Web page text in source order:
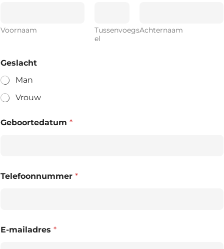
Voornaam
Tussenvoegs
el
Achternaam
Geslacht
Man
Vrouw
Geboortedatum *
Telefoonnummer *
E-mailadres *